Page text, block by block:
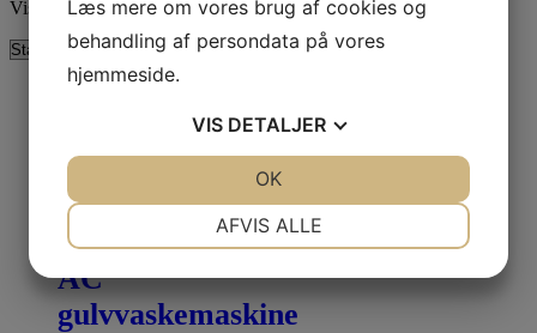
Viser 3 resultater
Adiatek –
Diamond 100p
AC
gulvvaskemaskine
Læs mere om vores brug af cookies og
behandling af persondata på vores
hjemmeside.
VIS DETALJER
AFVIS ALLE
OK